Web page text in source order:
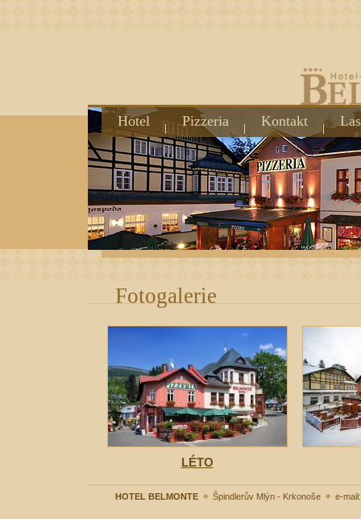
Hotel Pizzeria Kontakt
Fotogalerie
LÉTO
HOTEL BELMONTE Špindlerův Mlýn - Krkonoše e-